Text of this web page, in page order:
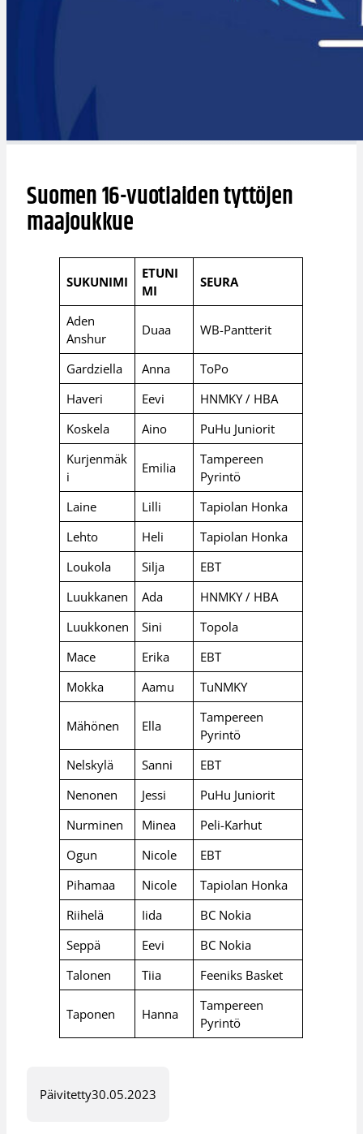
Suomen 16-vuotiaiden tyttöjen
maajoukkue
SUKUNIMI
ETUNI
MI
SEURA
Aden
Anshur
Duaa WB-Pantterit
Gardziella Anna
ToPo
Haveri
Eevi
HNMKY / HBA
Koskela
Aino
PuHu Juniorit
Kurjenmäk
i
Emilia
Tampereen
Pyrintö
Laine
Lilli
Tapiolan Honka
Lehto
Heli
Tapiolan Honka
Loukola
Silja
EBT
Luukkanen
Ada
HNMKY / HBA
Luukkonen
Sini
Topola
Mace
Erika
EBT
Mokka
Aamu TuNMKY
Mähönen Ella
Tampereen
Pyrintö
Nelskylä
Sanni
EBT
Nenonen
Jessi
PuHu Juniorit
Nurminen
Minea
Peli-Karhut
Ogun
Nicole
EBT
Pihamaa
Nicole
Tapiolan Honka
Riihelä
Iida
BC Nokia
Seppä
Eevi
BC Nokia
Talonen
Tiia Feeniks Basket
Taponen Hanna
Tampereen
Pyrintö
Päivitetty30.05.2023